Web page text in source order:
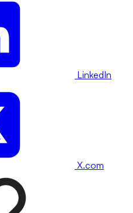
LinkedIn
X.com